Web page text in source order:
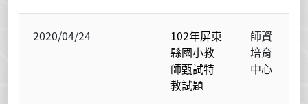
2020/04/24
102年屏東
縣國小教
師甄試特
教試題
師資
培育
中心